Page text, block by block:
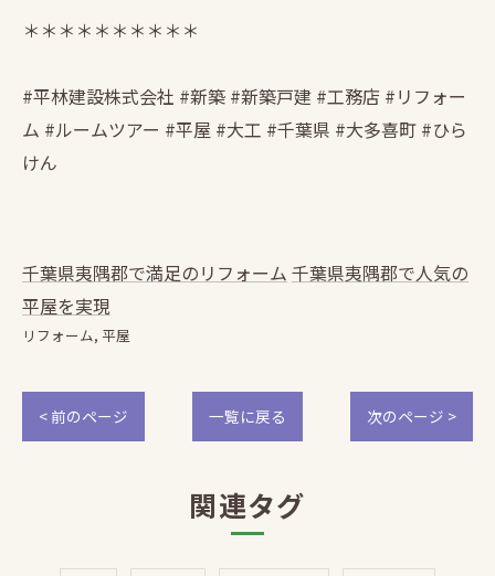
＊＊＊＊＊＊＊＊＊＊
#平林建設株式会社 #新築 #新築戸建 #工務店 #リフォー
ム #ルームツアー #平屋 #大工 #千葉県 #大多喜町 #ひら
けん
千葉県夷隅郡で満足のリフォーム 千葉県夷隅郡で人気の
平屋を実現
リフォーム 平屋
< 前のページ 一覧に戻る 次のページ >
関連タグ